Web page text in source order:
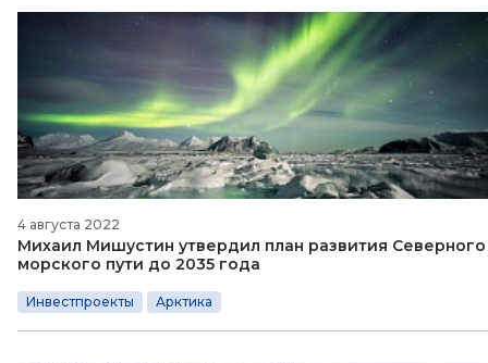
4 августа 2022
Михаил Мишустин утвердил план развития Северного
морского пути до 2035 года
Инвестпроекты Арктика